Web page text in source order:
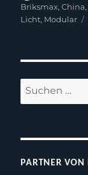
Briksmax,China,
Licht, Modular
Suchen
nach:
PARTNER VON